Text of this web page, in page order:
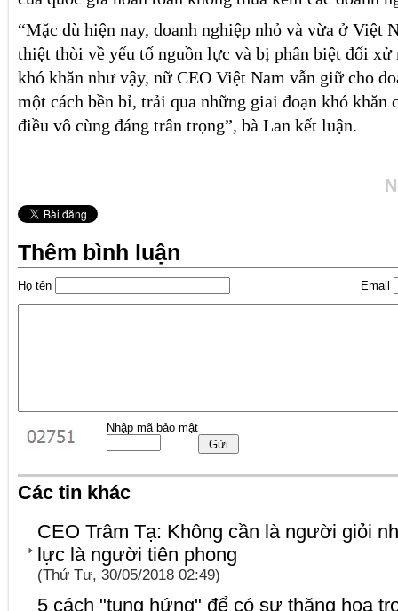
“Mặc dù hiện nay, doanh nghiệp nhỏ và vừa ở Việt
thiệt thòi về yếu tố nguồn lực và bị phân biệt đối xử
khó khăn như vậy, nữ CEO Việt Nam vẫn giữ cho
một cách bền bỉ, trải qua những giai đoạn khó khăn
điều vô cùng đáng trân trọng”, bà Lan kết luận.
Thêm bình luận
Họ tên Email
Nhập mã bảo mật
Các tin khác
CEO Trâm Tạ: Không cần là người giỏi
lực là người tiên phong
(Thứ Tư, 30/05/2018 02:49)
5 cách "tung hứng" để có sự thăng hoa